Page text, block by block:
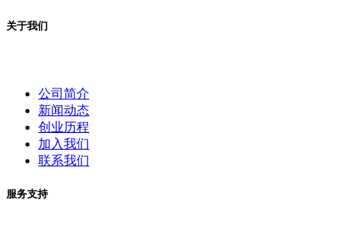
关于我们
公司简介
新闻动态
创业历程
加入我们
联系我们
服务支持